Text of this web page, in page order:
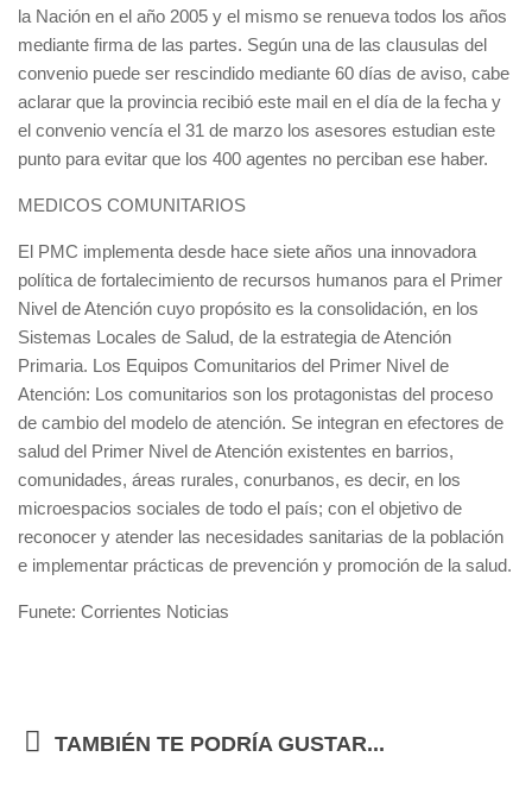
la Nación en el año 2005 y el mismo se renueva todos los años
mediante firma de las partes. Según una de las clausulas del
convenio puede ser rescindido mediante 60 días de aviso, cabe
aclarar que la provincia recibió este mail en el día de la fecha y
el convenio vencía el 31 de marzo los asesores estudian este
punto para evitar que los 400 agentes no perciban ese haber.
MEDICOS COMUNITARIOS
El PMC implementa desde hace siete años una innovadora
política de fortalecimiento de recursos humanos para el Primer
Nivel de Atención cuyo propósito es la consolidación, en los
Sistemas Locales de Salud, de la estrategia de Atención
Primaria. Los Equipos Comunitarios del Primer Nivel de
Atención: Los comunitarios son los protagonistas del proceso
de cambio del modelo de atención. Se integran en efectores de
salud del Primer Nivel de Atención existentes en barrios,
comunidades, áreas rurales, conurbanos, es decir, en los
microespacios sociales de todo el país; con el objetivo de
reconocer y atender las necesidades sanitarias de la población
e implementar prácticas de prevención y promoción de la salud.
Funete: Corrientes Noticias
TAMBIÉN TE PODRÍA GUSTAR...